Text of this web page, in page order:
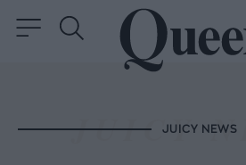
JUICY NEWS